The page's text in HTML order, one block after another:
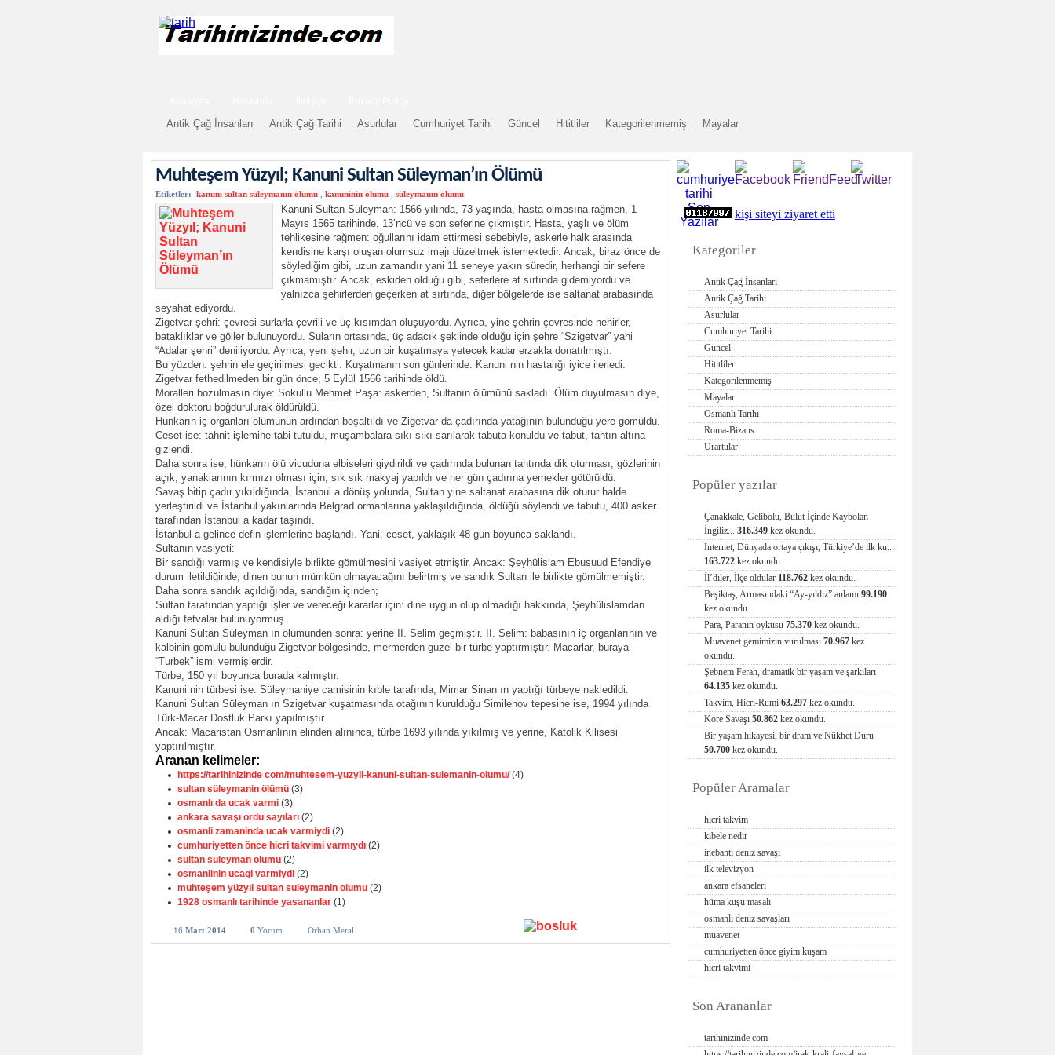
Antik Çağ İnsanları Antik Çağ Tarihi Asurlular Cumhuriyet Tarihi Güncel Hititliler Kategorilenmemiş Mayalar
Muhteşem Yüzyıl; Kanuni Sultan Süleyman’ın Ölümü
Etiketler: kanuni sultan süleymanın ölümü kanuninin ölümü süleymanın ölümü
Kanuni Sultan Süleyman: 1566 yılında, 73 yaşında, hasta olmasına rağmen, 1
Mayıs 1565 tarihinde, 13’ncü ve son seferine çıkmıştır. Hasta, yaşlı ve ölüm
tehlikesine rağmen: oğullarını idam ettirmesi sebebiyle, askerle halk arasında
kendisine karşı oluşan olumsuz imajı düzeltmek istemektedir. Ancak, biraz önce de
söylediğim gibi, uzun zamandır yani 11 seneye yakın süredir, herhangi bir sefere
çıkmamıştır. Ancak, eskiden olduğu gibi, seferlere at sırtında gidemiyordu ve
yalnızca şehirlerden geçerken at sırtında, diğer bölgelerde ise saltanat arabasında
seyahat ediyordu.
Zigetvar şehri: çevresi surlarla çevrili ve üç kısımdan oluşuyordu. Ayrıca, yine şehrin çevresinde nehirler,
bataklıklar ve göller bulunuyordu. Suların ortasında, üç adacık şeklinde olduğu için şehre “Szigetvar” yani
“Adalar şehri” deniliyordu. Ayrıca, yeni şehir, uzun bir kuşatmaya yetecek kadar erzakla donatılmıştı.
Bu yüzden: şehrin ele geçirilmesi gecikti. Kuşatmanın son günlerinde: Kanuni nin hastalığı iyice ilerledi.
Zigetvar fethedilmeden bir gün önce; 5 Eylül 1566 tarihinde öldü.
Moralleri bozulmasın diye: Sokullu Mehmet Paşa: askerden, Sultanın ölümünü sakladı. Ölüm duyulmasın diye,
özel doktoru boğdurulurak öldürüldü.
Hünkarın iç organları ölümünün ardından boşaltıldı ve Zigetvar da çadırında yatağının bulunduğu yere gömüldü.
Ceset ise: tahnit işlemine tabi tutuldu, muşambalara sıkı sıkı sarılarak tabuta konuldu ve tabut, tahtın altına
gizlendi.
Daha sonra ise, hünkarın ölü vicuduna elbiseleri giydirildi ve çadırında bulunan tahtında dik oturması, gözlerinin
açık, yanaklarının kırmızı olması için, sık sık makyaj yapıldı ve her gün çadırına yemekler götürüldü.
Savaş bitip çadır yıkıldığında, İstanbul a dönüş yolunda, Sultan yine saltanat arabasına dik oturur halde
yerleştirildi ve İstanbul yakınlarında Belgrad ormanlarına yaklaşıldığında, öldüğü söylendi ve tabutu, 400 asker
tarafından İstanbul a kadar taşındı.
İstanbul a gelince defin işlemlerine başlandı. Yani: ceset, yaklaşık 48 gün boyunca saklandı.
Sultanın vasiyeti:
Bir sandığı varmış ve kendisiyle birlikte gömülmesini vasiyet etmiştir. Ancak: Şeyhülislam Ebusuud Efendiye
durum iletildiğinde, dinen bunun mümkün olmayacağını belirtmiş ve sandık Sultan ile birlikte gömülmemiştir.
Daha sonra sandık açıldığında, sandığın içinden;
Sultan tarafından yaptığı işler ve vereceği kararlar için: dine uygun olup olmadığı hakkında, Şeyhülislamdan
aldığı fetvalar bulunuyormuş.
Kanuni Sultan Süleyman ın ölümünden sonra: yerine II. Selim geçmiştir. II. Selim: babasının iç organlarının ve
kalbinin gömülü bulunduğu Zigetvar bölgesinde, mermerden güzel bir türbe yaptırmıştır. Macarlar, buraya
“Turbek” ismi vermişlerdir.
Türbe, 150 yıl boyunca burada kalmıştır.
Kanuni nin türbesi ise: Süleymaniye camisinin kıble tarafında, Mimar Sinan ın yaptığı türbeye nakledildi.
Kanuni Sultan Süleyman ın Szigetvar kuşatmasında otağının kurulduğu Similehov tepesine ise, 1994 yılında
Türk-Macar Dostluk Parkı yapılmıştır.
Ancak: Macaristan Osmanlının elinden alınınca, türbe 1693 yılında yıkılmış ve yerine, Katolik Kilisesi
yaptırılmıştır.
Aranan kelimeler:
https://tarihinizinde com/muhtesem-yuzyil-kanuni-sultan-sulemanin-olumu/(4)
sultan süleymanin ölümü (3)
osmanlı da ucak varmi (3)
ankara savaşı ordu sayıları (2)
osmanli zamaninda ucak varmiydi (2)
cumhuriyetten önce hicri takvimi varmıydı (2)
sultan süleyman ölümü (2)
osmanlinin ucagi varmiydi (2)
muhteşem yüzyıl sultan suleymanin olumu (2)
1928 osmanlı tarihinde yasananlar (1)
16 Mart 2014 0 Yorum Orhan Meral
kişi siteyi ziyaret etti
Kategoriler
Antik Çağ İnsanları
Antik Çağ Tarihi
Asurlular
Cumhuriyet Tarihi
Güncel
Hititliler
Kategorilenmemiş
Mayalar
Osmanlı Tarihi
Roma-Bizans
Urartular
Popüler yazılar
Çanakkale, Gelibolu, Bulut İçinde Kaybolan
İngiliz... 316.349 kez okundu.
İnternet, Dünyada ortaya çıkışı, Türkiye’de ilk ku...
163.722 kez okundu.
İl’diler, İlçe oldular 118.762 kez okundu.
Beşiktaş, Armasındaki “Ay-yıldız” anlamı 99.190
kez okundu.
Para, Paranın öyküsü 75.370 kez okundu.
Muavenet gemimizin vurulması 70.967 kez
okundu.
Şebnem Ferah, dramatik bir yaşam ve şarkıları
64.135 kez okundu.
Takvim, Hicri-Rumi 63.297 kez okundu.
Kore Savaşı 50.862 kez okundu.
Bir yaşam hikayesi, bir dram ve Nükhet Duru
50.700 kez okundu.
Popüler Aramalar
hicri takvim
kibele nedir
inebahtı deniz savaşı
ilk televizyon
ankara efsaneleri
hüma kuşu masalı
osmanlı deniz savaşları
muavenet
cumhuriyetten önce giyim kuşam
hicri takvimi
Son Arananlar
tarihinizinde com